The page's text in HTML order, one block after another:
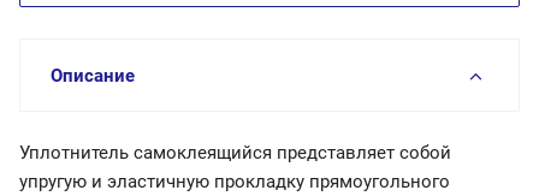
Описание
Уплотнитель самоклеящийся представляет собой
упругую и эластичную прокладку прямоугольного